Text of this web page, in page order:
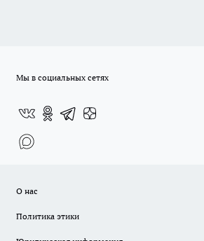
Мы в социальных сетях
О нас
Политика этики